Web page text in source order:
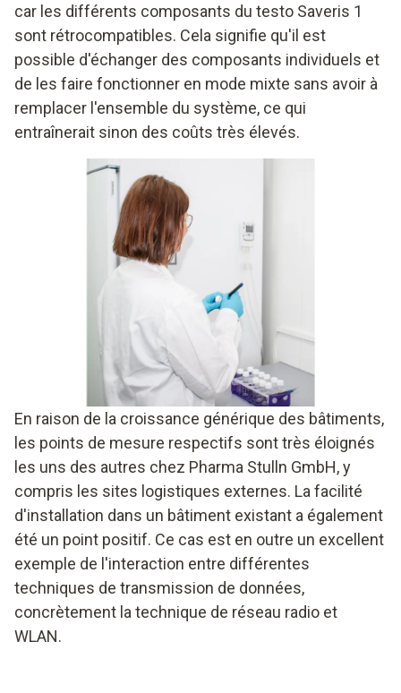
car les différents composants du testo Saveris 1
sont rétrocompatibles. Cela signifie qu'il est
possible d'échanger des composants individuels et
de les faire fonctionner en mode mixte sans avoir à
remplacer l'ensemble du système, ce qui
entraînerait sinon des coûts très élevés.
En raison de la croissance générique des bâtiments,
les points de mesure respectifs sont très éloignés
les uns des autres chez Pharma Stulln GmbH, y
compris les sites logistiques externes. La facilité
d'installation dans un bâtiment existant a également
été un point positif. Ce cas est en outre un excellent
exemple de l'interaction entre différentes
techniques de transmission de données,
concrètement la technique de réseau radio et
WLAN.